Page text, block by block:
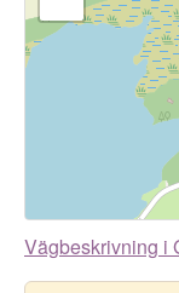
Vägbeskrivning i